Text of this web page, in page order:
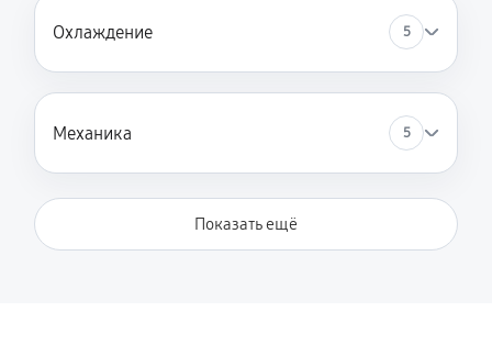
Охлаждение 5
Механика 5
Показать ещё